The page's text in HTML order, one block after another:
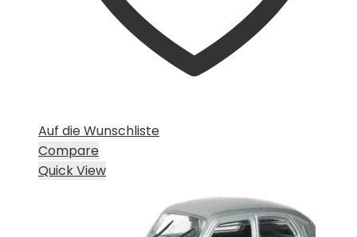
Auf die Wunschliste
Compare
Quick View